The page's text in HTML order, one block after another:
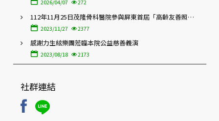
2026/04/07 272
112年11月25日茂隆骨科醫院參與屏東首屆「高齡友善照護
暨在地特色醫療博覽會」
2023/11/27 2377
感謝力生絃樂團蒞臨本院公益慈善義演
2023/08/18 2173
社群連結